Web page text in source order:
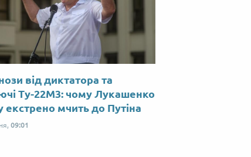
від диктатора та
Ту-22М3: чому Лукашенко
екстрено мчить до Путіна
09:01